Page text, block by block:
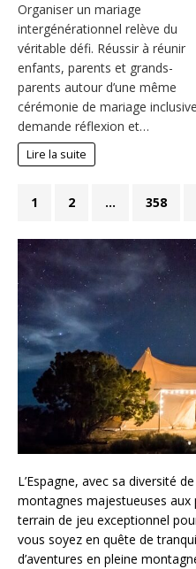
Organiser un mariage
intergénérationnel relève du
véritable défi. Réussir à réunir
enfants, parents et grands-
parents autour d’une même
cérémonie de mariage inclusive
demande réflexion et…
Lire la suite
1 2 … 358
L’Espagne, avec sa diversité
montagnes majestueuses aux
terrain de jeu exceptionnel
vous soyez en quête de
d’aventures en pleine